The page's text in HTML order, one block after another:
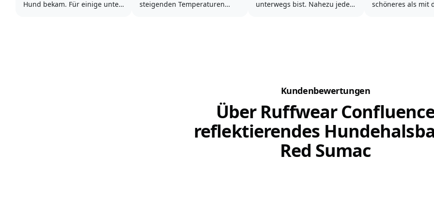
Hund bekam. Für einige unter
steigenden Temperaturen
unterwegs bist. Nahezu jede
schöneres als mit
Kundenbewertungen
Über Ruffwear
reflektierendes
Red Sumac